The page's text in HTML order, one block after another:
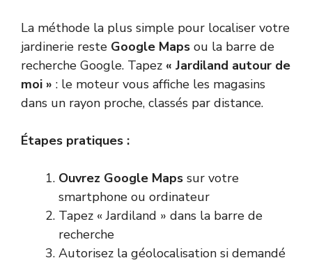
La méthode la plus simple pour localiser votre
jardinerie reste Google Maps ou la barre de
recherche Google. Tapez « Jardiland autour de
moi » : le moteur vous affiche les magasins
dans un rayon proche, classés par distance.
Étapes pratiques :
Ouvrez Google Maps sur votre
smartphone ou ordinateur
Tapez « Jardiland » dans la barre de
recherche
Autorisez la géolocalisation si demandé